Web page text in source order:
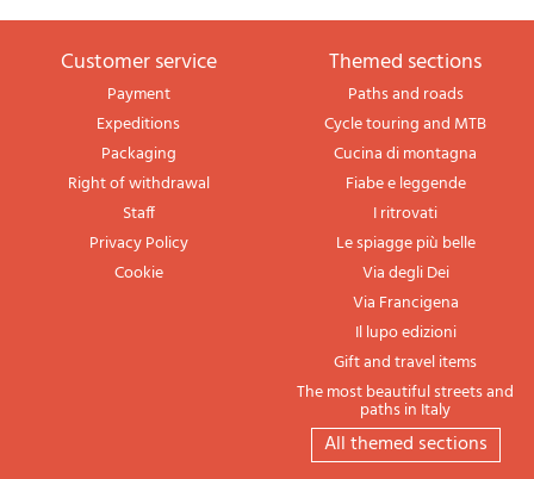
Customer service
Payment
Expeditions
Packaging
Right of withdrawal
Staff
Privacy Policy
Cookie
themed sections
Paths and roads
Cycle touring and MTB
Cucina di montagna
Fiabe e leggende
I ritrovati
Le spiagge più belle
Via degli Dei
Via Francigena
Il lupo edizioni
Gift and travel items
The most beautiful streets and
paths in Italy
All themed sections